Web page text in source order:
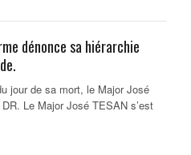
dénonce sa hiérarchie
jour de sa mort, le Major José
Le Major José TESAN s’est